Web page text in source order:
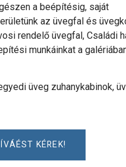
a beépítésig, saját
az üvegfal és
rendelő üvegfal, Családi
munkáinkat a
üveg zuhanykabinok,
KÉREK!